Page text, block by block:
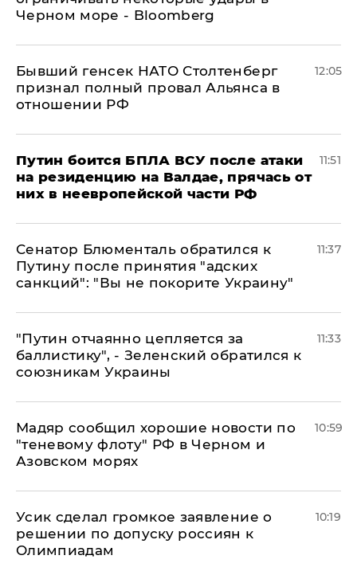
Черном море - Bloomberg
Бывший генсек НАТО Столтенберг
признал полный провал Альянса в
отношении РФ
12:05
Путин боится БПЛА ВСУ после атаки
на резиденцию на Валдае, прячась от
них в неевропейской части РФ
11:51
Сенатор Блюменталь обратился к
Путину после принятия "адских
санкций": "Вы не покорите Украину"
11:37
"Путин отчаянно цепляется за
баллистику", - Зеленский обратился к
союзникам Украины
11:33
Мадяр сообщил хорошие новости по
"теневому флоту" РФ в Черном и
Азовском морях
10:59
Усик сделал громкое заявление о
решении по допуску россиян к
Олимпиадам
10:19